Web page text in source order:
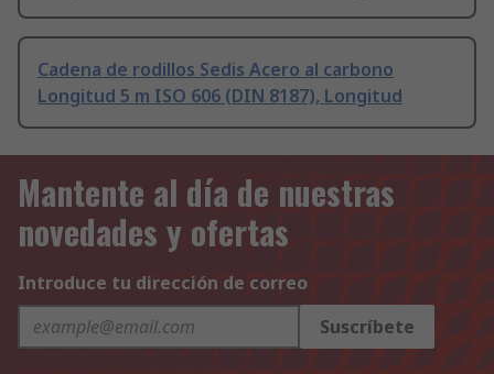
Cadena de rodillos Sedis Acero al carbono
Longitud 5 m ISO 606 (DIN 8187), Longitud
Mantente al día de nuestras
novedades y ofertas
Introduce tu dirección de correo
Suscríbete